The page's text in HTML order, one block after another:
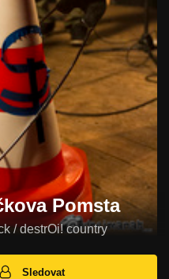
Pomsta
/ destrOi! country
Sledovat